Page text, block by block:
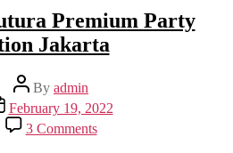
Premium Party
Jakarta
Post
author
By admin
February 19, 2022
3 Commentson
Sewa